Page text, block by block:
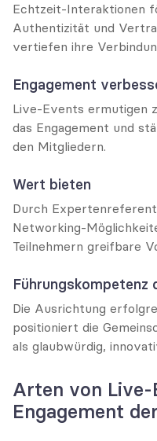
Echtzeit-Interaktionen
Authentizität und
vertiefen ihre
Engagement
Live-Events ermutigen
das Engagement und
den Mitgliedern.
Wert bieten
Durch
Networking-
Teilnehmern greifbare
Führungskompetenz
Die Ausrichtung
positioniert die
als glaubwürdig,
Arten von
Engagement